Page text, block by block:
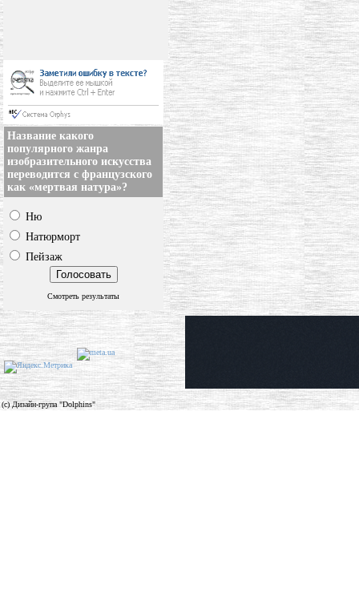
Название какого
популярного жанра
изобразительного искусства
переводится с французского
как «мертвая натура»?
Ню
Натюрморт
Пейзаж
Смотреть результаты
(c) Дизайн-група "Dolphins"